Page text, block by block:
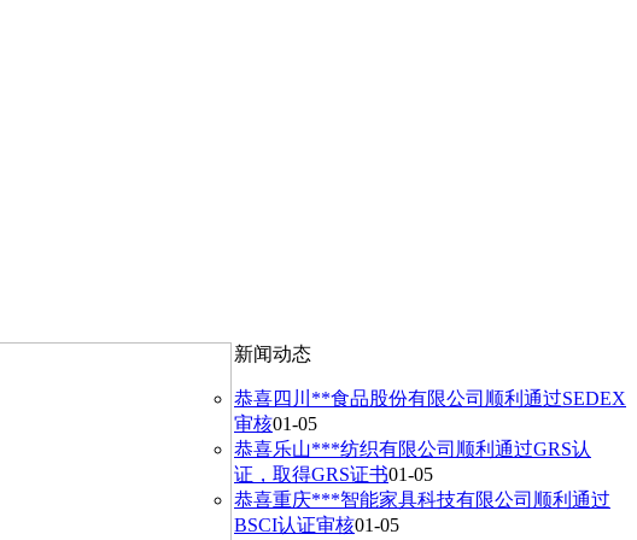
新闻动态
恭喜四川**食品股份有限公司顺利通过SEDEX
审核01-05
恭喜乐山***纺织有限公司顺利通过GRS认
证，取得GRS证书01-05
恭喜重庆***智能家具科技有限公司顺利通过
BSCI认证审核01-05